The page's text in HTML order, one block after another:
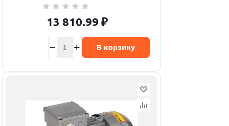
13 810.99 ₽
В корзину